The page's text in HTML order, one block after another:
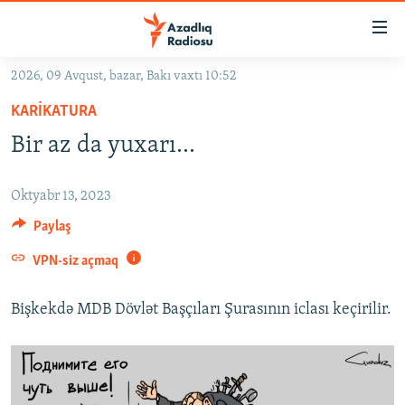
Əsas
qayıt
Əsas
qayıt
Axtarışa
keç
GÜNDƏM
KORRUPSIOMETR
#ƏSLINDƏ
FƏRQƏ BAX
QANUNI DOĞRU
MULTIMEDIA
VIDEO
FOTOQALEREYA
RADIO ARXIV
OXU ZALI
HAQQIMIZDA
2026, 09 Avqust, bazar, Bakı vaxtı 10:52
KARIKATURA
Bir az da yuxarı...
Oktyabr 13, 2023
Paylaş
VPN-siz açmaq
Bişkekdə MDB Dövlət Başçıları Şurasının iclası keçirilir.